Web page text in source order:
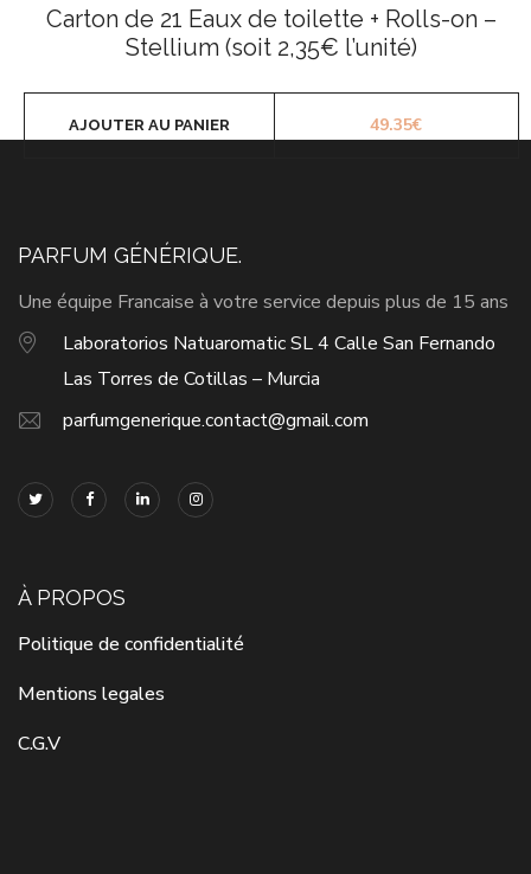
sur
5
Carton de 21 Eaux de toilette + Rolls-on –
Stellium (soit 2,35€ l’unité)
49.35€
AJOUTER AU PANIER
PARFUM GÉNÉRIQUE.
Une équipe Francaise à votre service depuis plus de 15 ans
Laboratorios Natuaromatic SL 4 Calle San Fernando
Las Torres de Cotillas – Murcia
parfumgenerique.contact@gmail.com
À PROPOS
Politique de confidentialité
Mentions legales
C.G.V